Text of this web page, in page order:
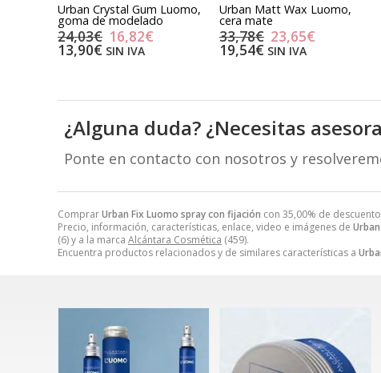
ComprarUrban Fix Luomo spray con fijación con 35,00% de
Precio, información, características, enlace, video e imágenes de
(6) y a la marca Alcántara Cosmética (459).
Encuentra productos relacionados y de similares características a
Urban Crystal Gum Luomo,
goma de modelado
24,03€ 16,82€
13,90€ SIN IVA
Urban Matt Wax Luomo,
cera mate
33,78€ 23,65€
19,54€ SIN IVA
¿Alguna duda? ¿Necesitas
Ponte en contacto con nosotros y